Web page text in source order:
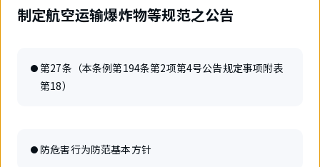
制定航空运输爆炸物等规范之公告
第27条（本条例第194条第2项第4号公告规定事项附表
第18）
防危害行为防范基本方针